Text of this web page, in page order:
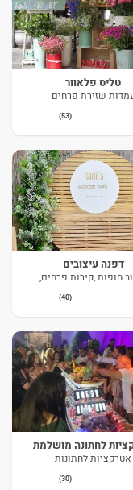
טליס פלאוור
שזירת פרחים
(53)
דפנה עיצובים
חופות ,קירות פרחים,
(40)
לחתונה מושלמת
אטרקציות לחתונות
(30)